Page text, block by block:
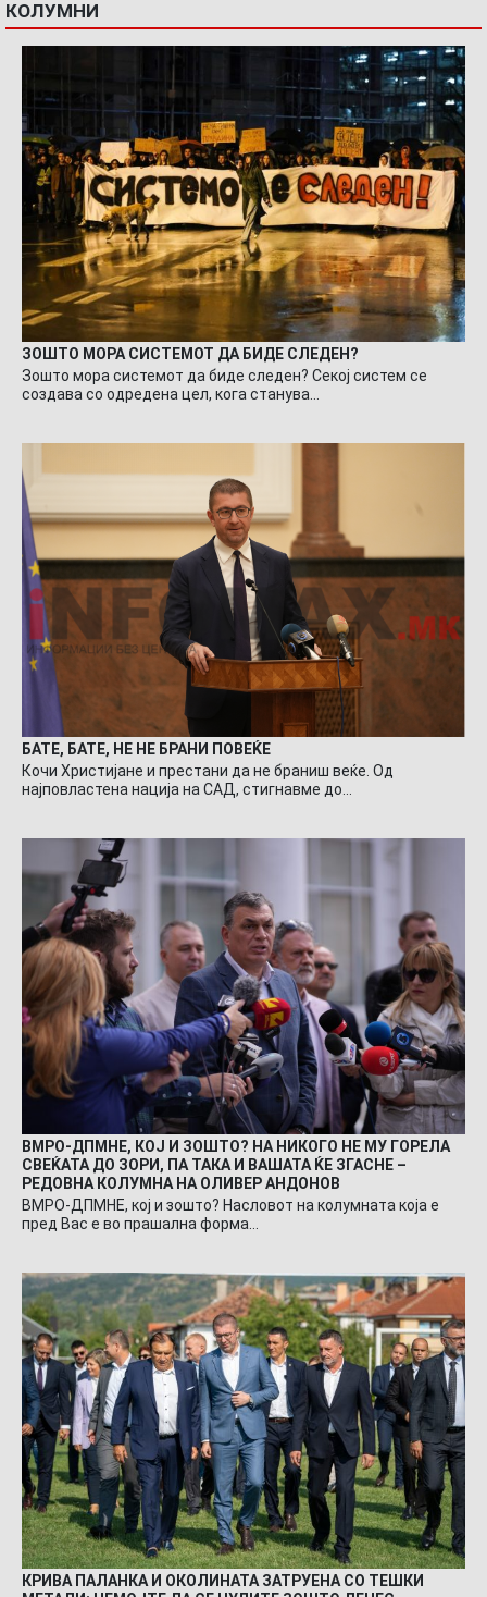
КОЛУМНИ
ЗОШТО МОРА СИСТЕМОТ ДА БИДЕ СЛЕДЕН?
Зошто мора системот да биде следен? Секој систем се
создава со одредена цел, кога станува…
БАТЕ, БАТЕ, НЕ НЕ БРАНИ ПОВЕЌЕ
Кочи Христијане и престани да не браниш веќе. Од
најповластена нација на САД, стигнавме до…
ВМРО-ДПМНЕ, КОЈ И ЗОШТО? НА НИКОГО НЕ МУ ГОРЕЛА
СВЕЌАТА ДО ЗОРИ, ПА ТАКА И ВАШАТА ЌЕ ЗГАСНЕ –
РЕДОВНА КОЛУМНА НА ОЛИВЕР АНДОНОВ
ВМРО-ДПМНЕ, кој и зошто? Насловот на колумната која е
пред Вас е во прашална форма…
КРИВА ПАЛАНКА И ОКОЛИНАТА ЗАТРУЕНА СО ТЕШКИ